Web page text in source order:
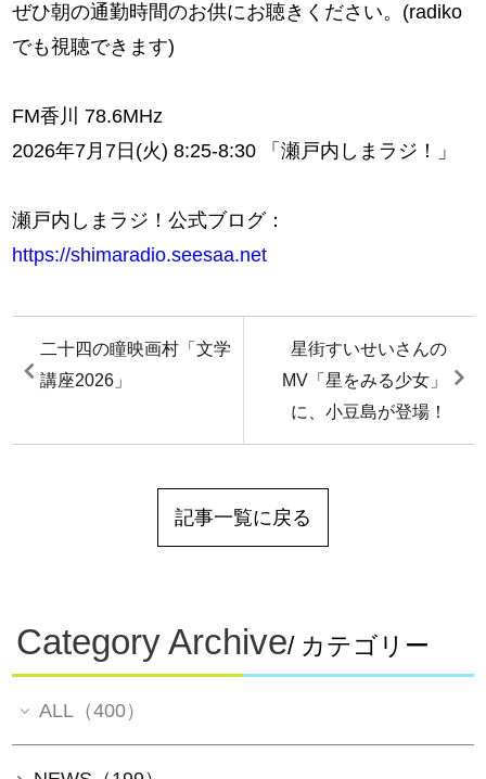
ぜひ朝の通勤時間のお供にお聴きください。(radiko
でも視聴できます)
FM香川 78.6MHz
2026年7月7日(火) 8:25-8:30 「瀬戸内しまラジ！」
瀬戸内しまラジ！公式ブログ：
https://shimaradio.seesaa.net
二十四の瞳映画村「文学
講座2026」
星街すいせいさんの
MV「星をみる少女」
に、小豆島が登場！
記事一覧に戻る
Category Archive/ カテゴリー
ALL（400）